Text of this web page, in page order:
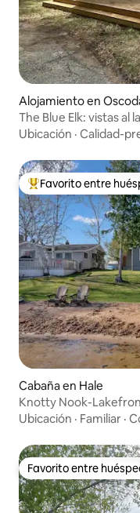
Alojamiento en
The Blue Elk: vistas al
Ubicación · Calidad-
Favorito entre
Favorito entre
Cabaña en Hale
Knotty Nook-
personas, mascotas
Ubicación · Familiar ·
Favorito entre
Favorito entre